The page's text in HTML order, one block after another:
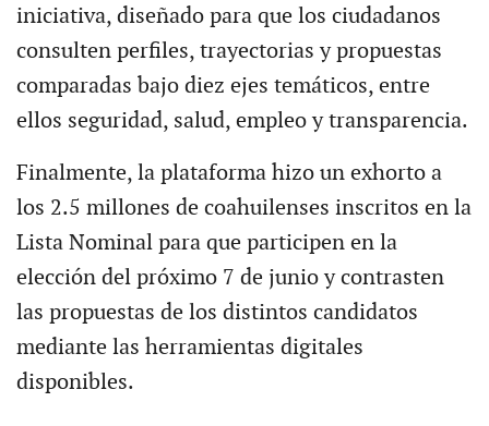
iniciativa, diseñado para que los ciudadanos
consulten perfiles, trayectorias y propuestas
comparadas bajo diez ejes temáticos, entre
ellos seguridad, salud, empleo y transparencia.
Finalmente, la plataforma hizo un exhorto a
los 2.5 millones de coahuilenses inscritos en la
Lista Nominal para que participen en la
elección del próximo 7 de junio y contrasten
las propuestas de los distintos candidatos
mediante las herramientas digitales
disponibles.